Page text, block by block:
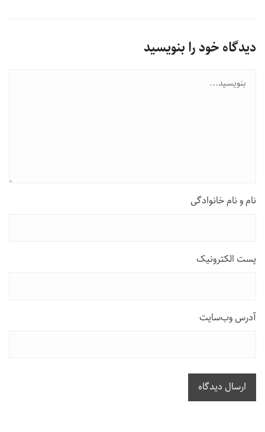
دیدگاه خود را بنویسید
نام و نام خانوادگی
پست الکترونیک
آدرس وب‌سایت
ارسال دیدگاه